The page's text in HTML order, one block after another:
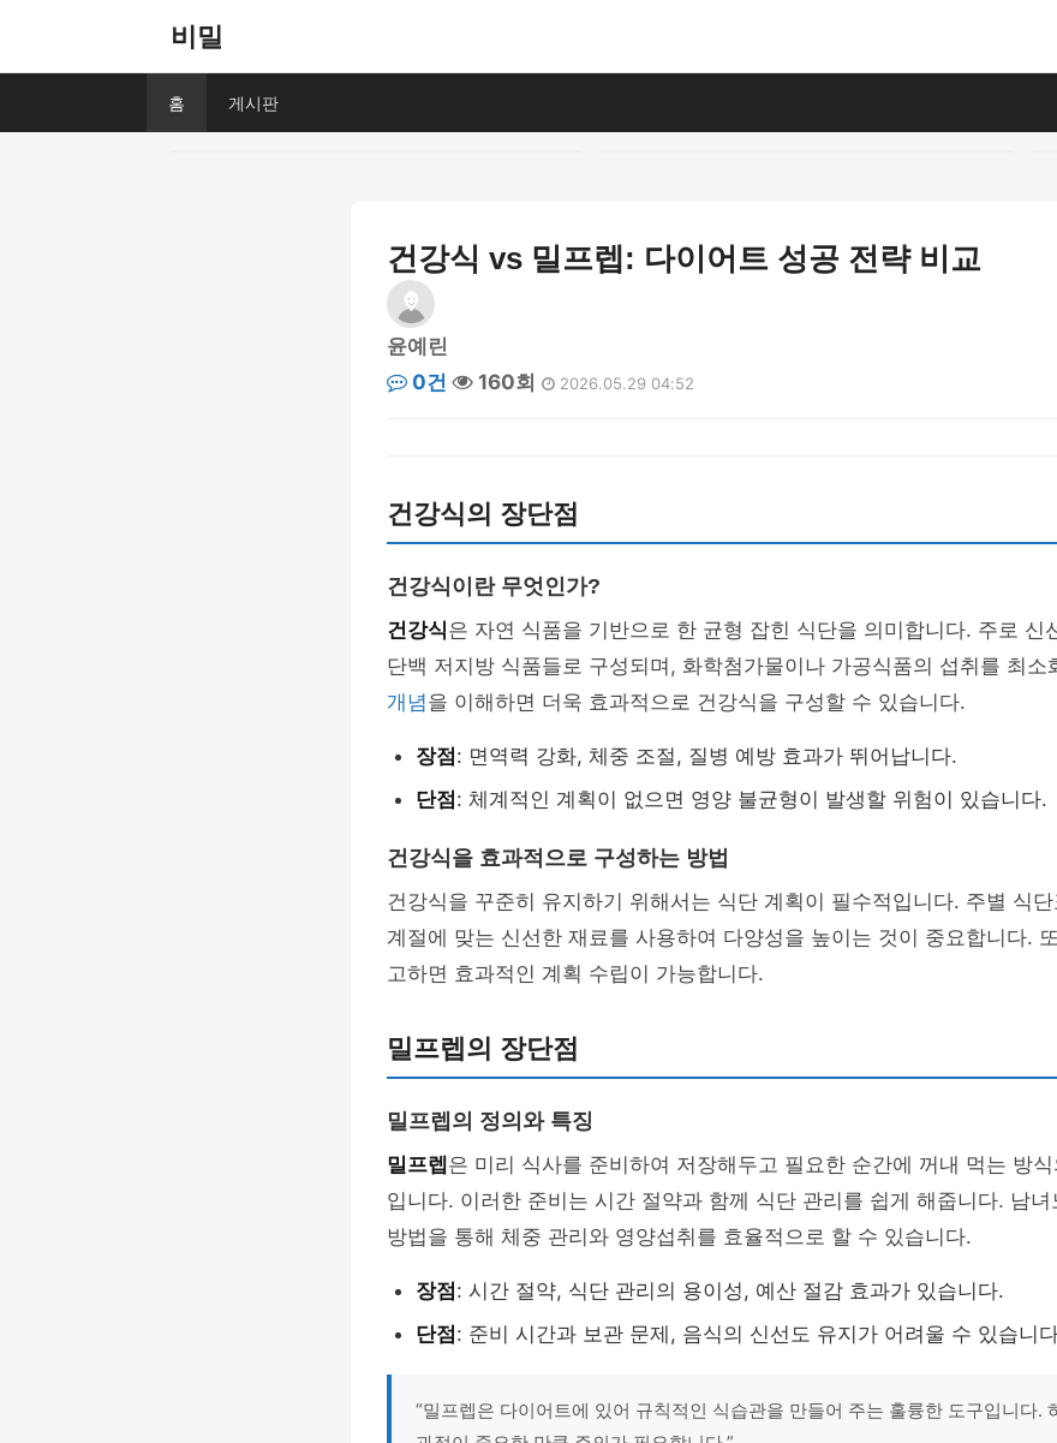
비밀
홈 게시판
건강식 vs 밀프렙: 다이어트 성공 전략 비교
윤예린
0건
160회 2026.05.29 04:52
건강식의 장단점
건강식이란 무엇인가?
건강식은 자연 식품을 기반으로 한 균형 잡힌 식단을 의미합니다. 주로 신
단백 저지방 식품들로 구성되며, 화학첨가물이나 가공식품의 섭취를 최소
개념을 이해하면 더욱 효과적으로 건강식을 구성할 수 있습니다.
장점: 면역력 강화, 체중 조절, 질병 예방 효과가 뛰어납니다.
단점: 체계적인 계획이 없으면 영양 불균형이 발생할 위험이 있습니다.
건강식을 효과적으로 구성하는 방법
건강식을 꾸준히 유지하기 위해서는 식단 계획이 필수적입니다. 주별 식
계절에 맞는 신선한 재료를 사용하여 다양성을 높이는 것이 중요합니다.
고하면 효과적인 계획 수립이 가능합니다.
밀프렙의 장단점
밀프렙의 정의와 특징
밀프렙 은 미리 식사를 준비하여 저장해두고 필요한 순간에 꺼내 먹는 방
입니다. 이러한 준비는 시간 절약과 함께 식단 관리를 쉽게 해줍니다. 남
방법을 통해 체중 관리와 영양섭취를 효율적으로 할 수 있습니다.
장점: 시간 절약, 식단 관리의 용이성, 예산 절감 효과가 있습니다.
단점: 준비 시간과 보관 문제, 음식의 신선도 유지가 어려울 수 있습니
“밀프렙은 다이어트에 있어 규칙적인 식습관을 만들어 주는 훌륭한 도구입니다.